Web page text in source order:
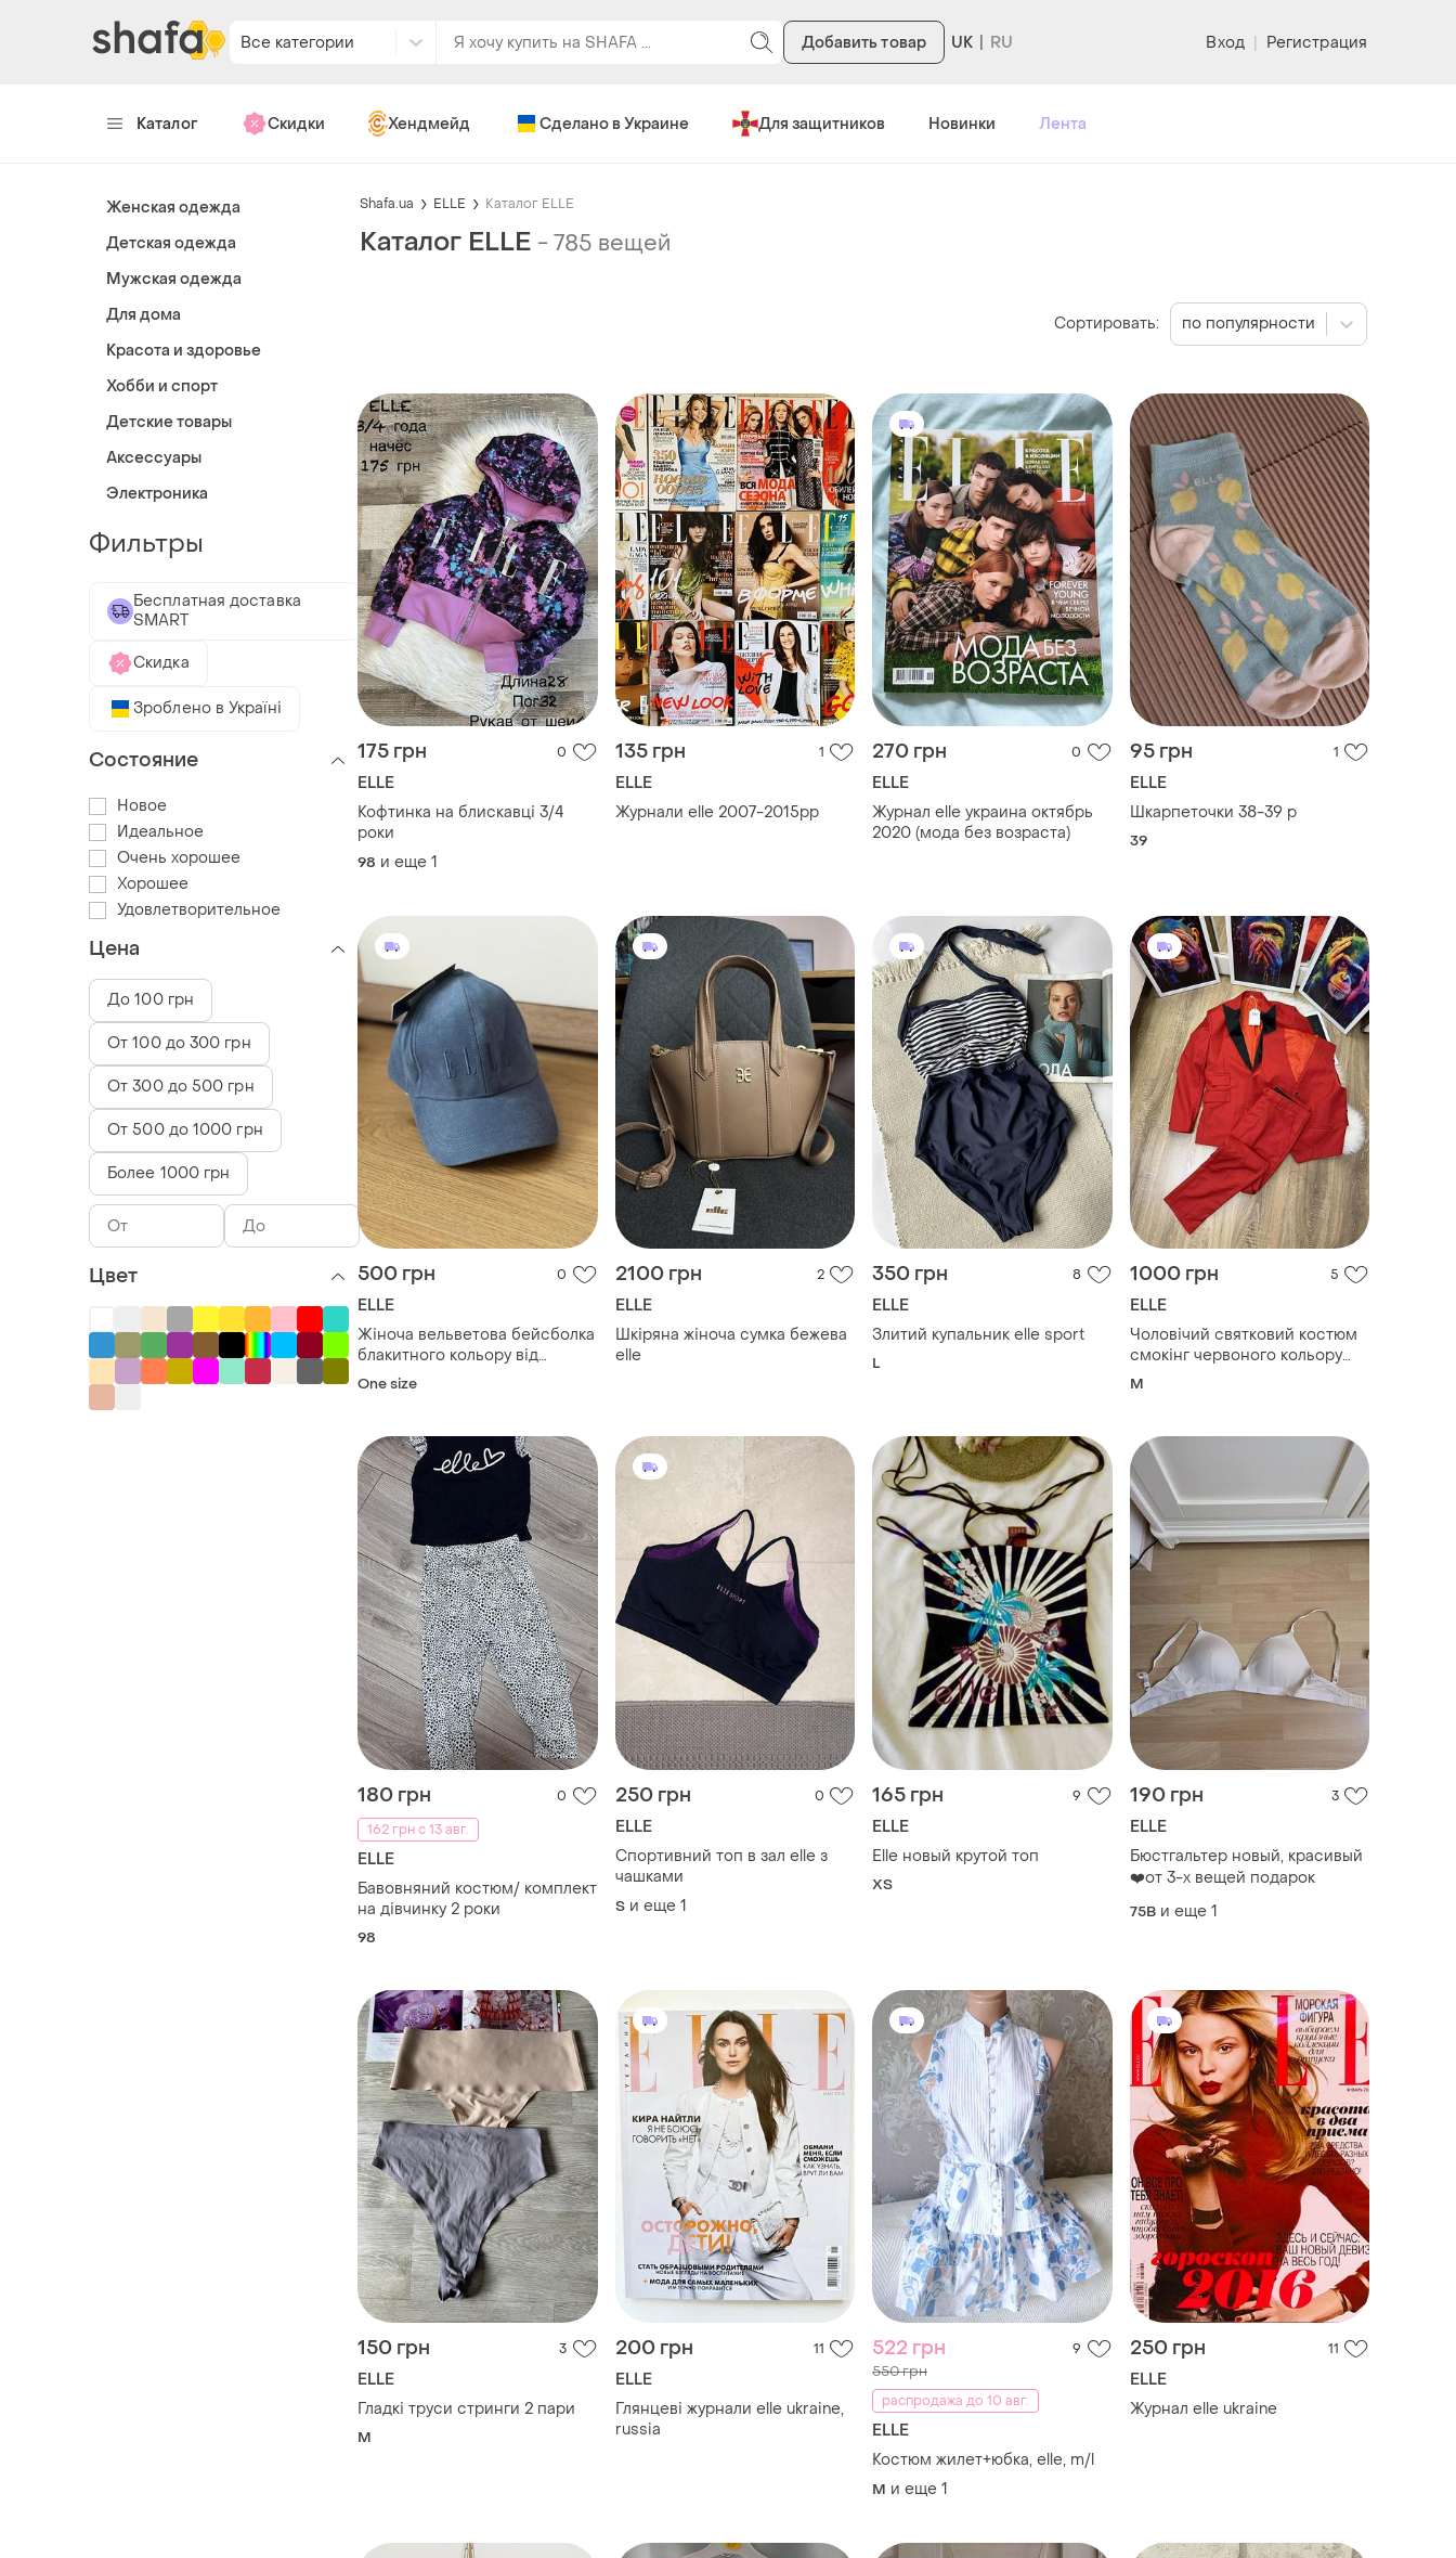
Все категории Добавить товар UK Вход | Регистрация
Каталог Скидки Хендмейд Сделано в Украине Для защитников Новинки Лента
Shafa.ua ELLE Каталог ELLE
Каталог ELLE -785 вещей
175 грн 0
ELLE
Кофтинка на блискавці 3/4
роки
98 и еще 1
135 грн 1
ELLE
Журнали elle 2007-2015pp
270 грн 0
ELLE
Журнал elle украина октябрь
2020 (мода без возраста)
95 грн 1
ELLE
Шкарпеточки 38-39 р
39
500 грн 0
ELLE
Жіноча вельветова бейсболка
блакитного кольору від
відомого бренду elle.
One size
2100 грн 2
ELLE
Шкіряна жіноча сумка бежева
elle
350 грн 8
ELLE
Злитий купальник elle sport
L
1000 грн 5
ELLE
Чоловічий святковий костюм
смокінг червоного кольору
elle
M
180 грн
0
162 грн с 13 авг.
ELLE
Бавовняний костюм/ комплект
на дівчинку 2 роки
98
250 грн 0
ELLE
Спортивний топ в зал elle з
чашками
S и еще 1
165 грн 9
ELLE
Elle новый крутой топ
ХS
190 грн 3
ELLE
Бюстгальтер новый, красивый
❤️от 3-х вещей подарок
75B и еще 1
150 грн 3
ELLE
Гладкі труси стринги 2 пари
M
200 грн 11
ELLE
Глянцеві журнали elle ukraine,
russia
522 грн 9
550 грн
распродажа до 10 авг.
ELLE
Костюм жилет+юбка, elle, m/l
M и еще 1
250 грн 11
ELLE
Журнал elle ukraine
Сортировать: по популярности
Женская одежда
Детская одежда
Мужская одежда
Для дома
Красота и здоровье
Хобби и спорт
Детские товары
Аксессуары
Электроника
Фильтры
Бесплатная доставка
SMART
Скидка
Зроблено в Україні
Состояние
Новое
Идеальное
Очень хорошее
Хорошее
Удовлетворительное
Цена
До 100 грн
От 100 до 300 грн
От 300 до 500 грн
От 500 до 1000 грн
Более 1000 грн
Цвет